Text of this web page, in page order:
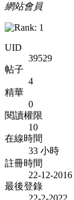
網站會員
UID
39529
帖子
4
精華
0
閱讀權限
10
在線時間
33 小時
註冊時間
22-12-2016
最後登錄
22-2-2022